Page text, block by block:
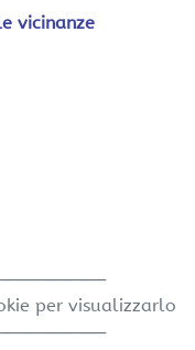
vicinanze
per visualizzarlo